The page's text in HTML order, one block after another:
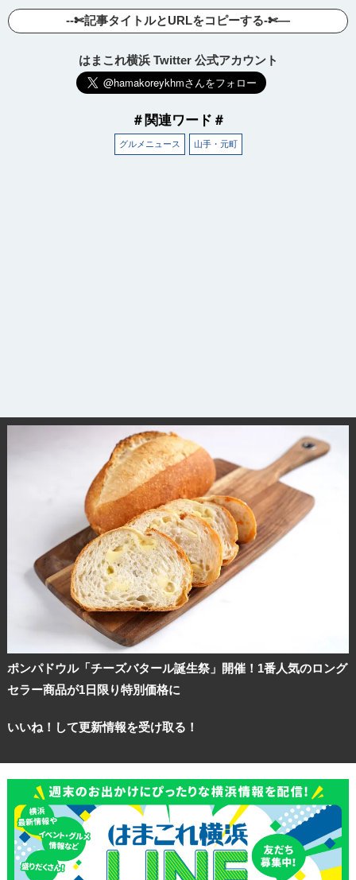
--✄記事タイトルとURLをコピーする-✄—
はまこれ横浜 Twitter 公式アカウント
＃関連ワード＃
グルメニュース 山手・元町
ポンパドウル「チーズバタール誕生祭」開催！1番人気のロング
セラー商品が1日限り特別価格に
いいね！して更新情報を受け取る！